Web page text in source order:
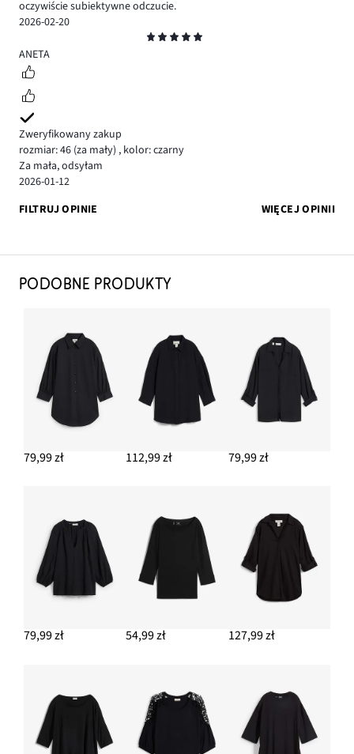
oczywiście subiektywne odczucie.
2026-02-20
5
ANETA
Zweryfikowany zakup
rozmiar: 46 (za mały) , kolor: czarny
Za mała, odsyłam
2026-01-12
FILTRUJ OPINIE
WIĘCEJ OPINII
PODOBNE PRODUKTY
79,99 zł 112,99 zł 79,99 zł
79,99 zł 54,99 zł 127,99 zł